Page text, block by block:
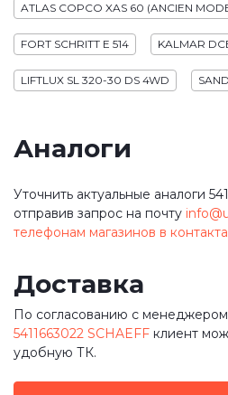
ATLAS COPCO XAS 60 (ANCIEN
FORT SCHRITT E 514 KALMAR
LIFTLUX SL 320-30 DS 4WD
Аналоги
Уточнить актуальные аналоги
отправив запрос на почту
телефонам магазинов в
Доставка
По согласованию с
5411663022 SCHAEFF клиент
удобную ТК.